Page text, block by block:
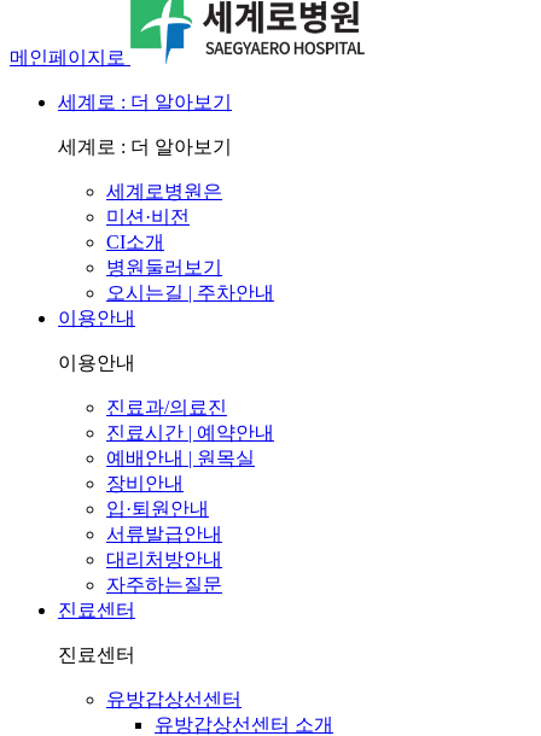
메인페이지로
세계로 : 더 알아보기
세계로 : 더 알아보기
세계로병원은
미션·비전
CI소개
병원둘러보기
오시는길 | 주차안내
이용안내
이용안내
진료과/의료진
진료시간 | 예약안내
예배안내 | 원목실
장비안내
입·퇴원안내
서류발급안내
대리처방안내
자주하는질문
진료센터
진료센터
유방갑상선센터
유방갑상선센터 소개